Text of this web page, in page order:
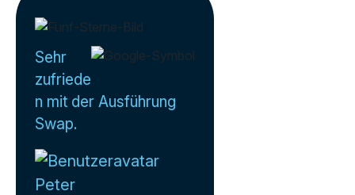
Sehr
zufriede
n mit der Ausführung
Swap.
Peter